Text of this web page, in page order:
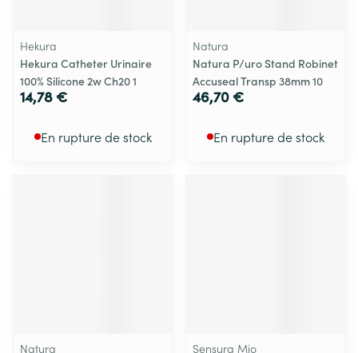
Hekura
Hekura Catheter Urinaire
100% Silicone 2w Ch20 1
14,78 €
En rupture de stock
Natura
Natura P/uro Stand Robinet
Accuseal Transp 38mm 10
46,70 €
En rupture de stock
Natura
Sensura Mio